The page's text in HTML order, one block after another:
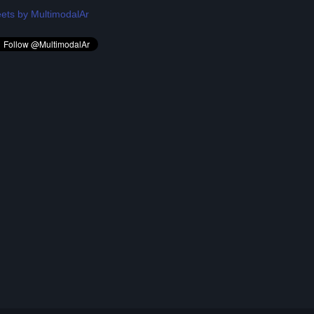
by MultimodalAr